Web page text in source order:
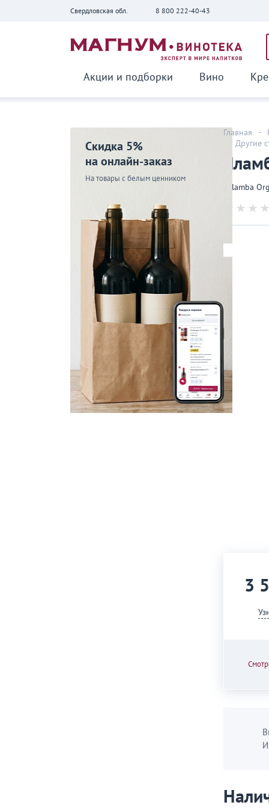
Свердловская обл. 8 800 222-40-43
Акции и подборки Вино
Скидка 5%
на онлайн-заказ
На товары с белым ценником
Главная -
Другие
Yalamba
3